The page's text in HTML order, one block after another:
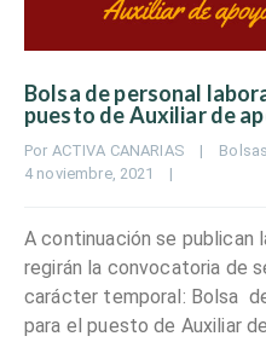
Bolsa de personal
puesto de Auxiliar de
Por ACTIVA CANARIAS |
4 noviembre, 2021 |
A continuación se publican
regirán la convocatoria de
carácter temporal: Bolsa
para el puesto de Auxiliar